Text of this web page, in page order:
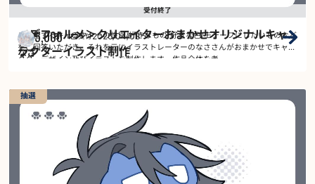
受付終了
＜デフォルメ＞クリエイターおまかせオリジナルキャ
ラクターイラスト制作
なさ
ご希望するキャラクターの性別/好きなもの/好きな色/モチーフにしたいものなど
をご回答いただき、それを元にイラストレーターのなささんがおまかせでキャラ
クターデザイン及びイラストを制作します。作品全体を考…
￥45,000 受付2026/04/03～
抽選